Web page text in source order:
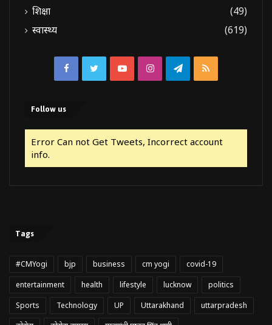
शिक्षा
(49)
स्वास्थ्य
(619)
FacebookTwitterYouTubeInstagramTelegram
RSS
Follow us
Error Can not Get Tweets, Incorrect account
info.
Tags
#CMYogi bjp business cm yogi
covid-19
entertainment
health lifestyle lucknow
politics
Sports
Technology UP Uttarakhand
uttarpradesh